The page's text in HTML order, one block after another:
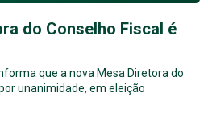
do Conselho Fiscal é
que a nova Mesa Diretora do
unanimidade, em eleição